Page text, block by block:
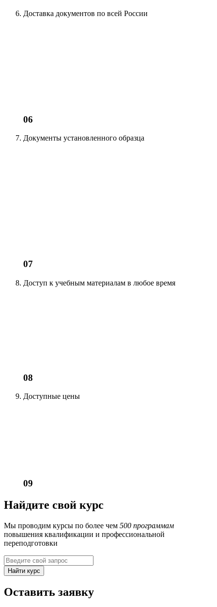
Доставка документов по всей России
06
Документы установленного образца
07
Доступ к учебным материалам в любое время
08
Доступные цены
09
Найдите свой курс
Мы проводим курсы по более чем 500 программам
повышения квалификации и профессиональной
переподготовки
Найти курс
Оставить заявку